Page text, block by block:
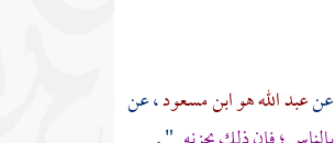
عنعبد الله هو ابن مسعود، عن